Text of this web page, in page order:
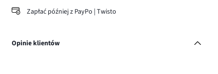
Zapłać później z PayPo | Twisto
Opinie klientów